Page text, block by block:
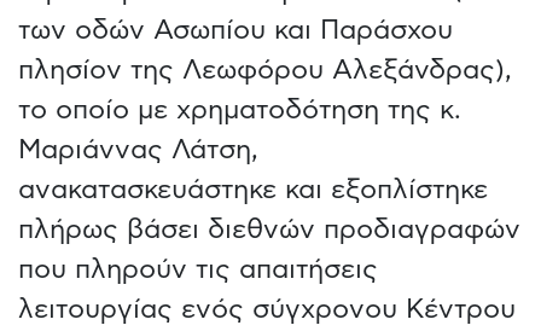
των οδών Ασωπίου και Παράσχου
πλησίον της Λεωφόρου Αλεξάνδρας),
το οποίο με χρηματοδότηση της κ.
Μαριάννας Λάτση,
ανακατασκευάστηκε και εξοπλίστηκε
πλήρως βάσει διεθνών προδιαγραφών
που πληρούν τις απαιτήσεις
λειτουργίας ενός σύγχρονου Κέντρου